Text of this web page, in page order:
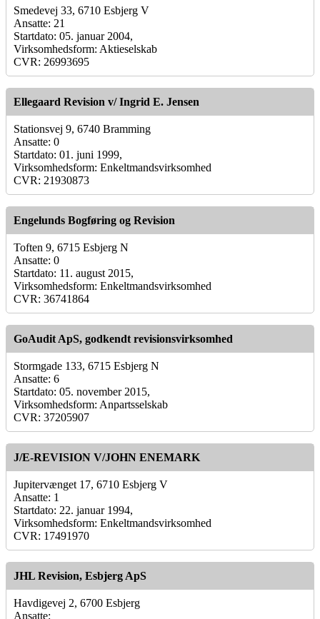
Smedevej 33, 6710 Esbjerg V
Ansatte: 21
Startdato: 05. januar 2004,
Virksomhedsform: Aktieselskab
CVR: 26993695
Ellegaard Revision v/ Ingrid E. Jensen
Stationsvej 9, 6740 Bramming
Ansatte: 0
Startdato: 01. juni 1999,
Virksomhedsform: Enkeltmandsvirksomhed
CVR: 21930873
Engelunds Bogføring og Revision
Toften 9, 6715 Esbjerg N
Ansatte: 0
Startdato: 11. august 2015,
Virksomhedsform: Enkeltmandsvirksomhed
CVR: 36741864
GoAudit ApS, godkendt revisionsvirksomhed
Stormgade 133, 6715 Esbjerg N
Ansatte: 6
Startdato: 05. november 2015,
Virksomhedsform: Anpartsselskab
CVR: 37205907
J/E-REVISION V/JOHN ENEMARK
Jupitervænget 17, 6710 Esbjerg V
Ansatte: 1
Startdato: 22. januar 1994,
Virksomhedsform: Enkeltmandsvirksomhed
CVR: 17491970
JHL Revision, Esbjerg ApS
Havdigevej 2, 6700 Esbjerg
Ansatte: